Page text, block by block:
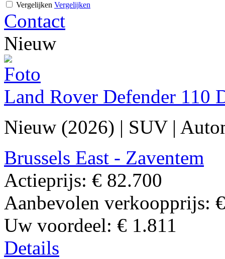
Vergelijken Vergelijken
Contact
Nieuw
Land Rover Defender 110
Nieuw (2026) | SUV|
Brussels East - Zaventem
Actieprijs: € 82.700
Aanbevolen verkoopprijs:
Uw voordeel: € 1.811
Details